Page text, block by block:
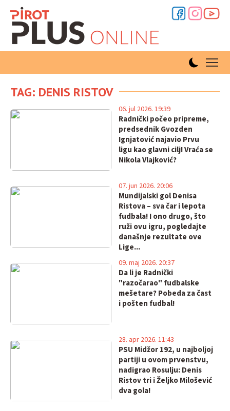
TAG: DENIS RISTOV
Radnički počeo pripreme,
predsednik Gvozden
Ignjatović najavio Prvu
ligu kao glavni cilj! Vraća se
Nikola Vlajković?
06. jul 2026. 19:39
Mundijalski gol Denisa
Ristova – sva čar i lepota
fudbala! I ono drugo, što
ruži ovu igru, pogledajte
današnje rezultate ove
Lige...
07. jun 2026. 20:06
Da li je Radnički
"razočarao" fudbalske
mešetare? Pobeda za čast
i pošten fudbal!
09. maj 2026. 20:37
PSU Midžor 192, u najboljoj
partiji u ovom prvenstvu,
nadigrao Rosulju: Denis
Ristov tri i Željko Milošević
dva gola!
28. apr 2026. 11:43